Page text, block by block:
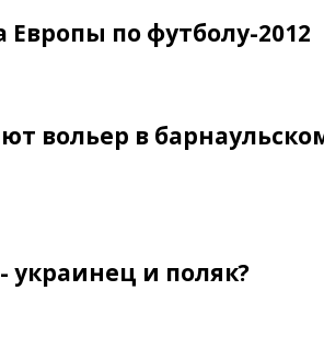
по футболу-2012
вольер в
украинец и поляк?